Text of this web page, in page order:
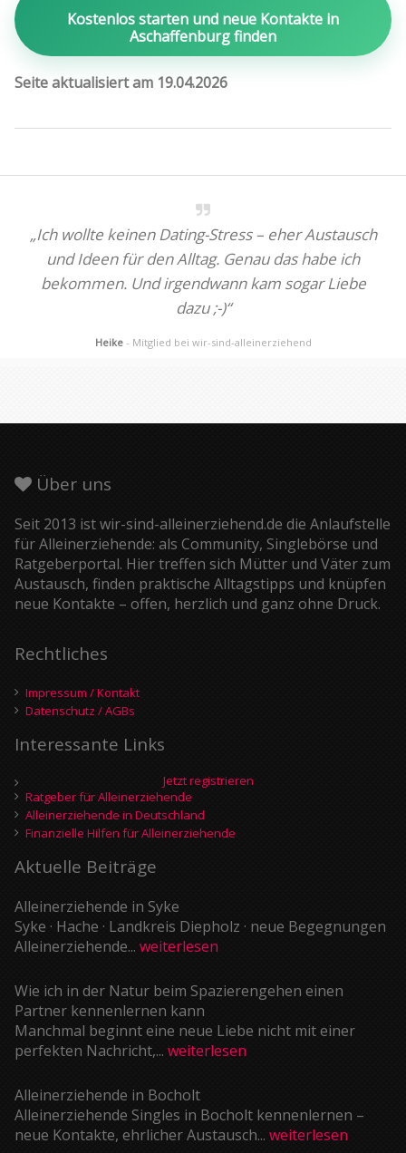
Kostenlos starten und neue Kontakte in
Aschaffenburg finden
Seite aktualisiert am 19.04.2026
„Ich wollte keinen Dating-Stress – eher Austausch
und Ideen für den Alltag. Genau das habe ich
bekommen. Und irgendwann kam sogar Liebe
dazu ;-)“
Heike - Mitglied bei wir-sind-alleinerziehend
Über uns
Seit 2013 ist wir-sind-alleinerziehend.de die Anlaufstelle
für Alleinerziehende: als Community, Singlebörse und
Ratgeberportal. Hier treffen sich Mütter und Väter zum
Austausch, finden praktische Alltagstipps und knüpfen
neue Kontakte – offen, herzlich und ganz ohne Druck.
Rechtliches
Impressum / Kontakt
Datenschutz / AGBs
Interessante Links
Jetzt registrieren
Ratgeber für Alleinerziehende
Alleinerziehende in Deutschland
Finanzielle Hilfen für Alleinerziehende
Aktuelle Beiträge
Alleinerziehende in Syke
Syke · Hache · Landkreis Diepholz · neue Begegnungen
Alleinerziehende... weiterlesen
Wie ich in der Natur beim Spazierengehen einen
Partner kennenlernen kann
Manchmal beginnt eine neue Liebe nicht mit einer
perfekten Nachricht,... weiterlesen
Alleinerziehende in Bocholt
Alleinerziehende Singles in Bocholt kennenlernen –
neue Kontakte, ehrlicher Austausch... weiterlesen